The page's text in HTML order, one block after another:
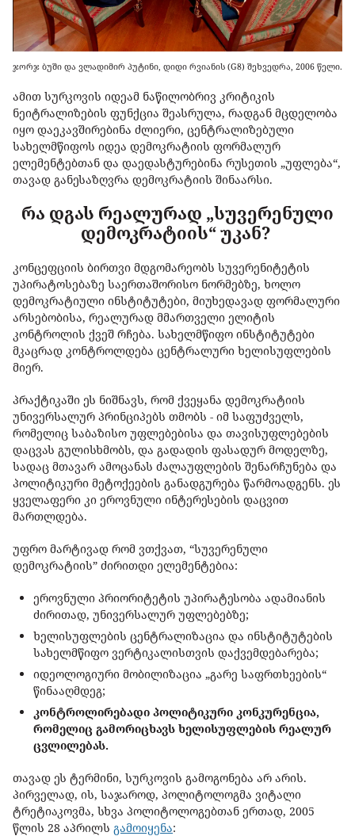
ჯორჯ ბუში და ვლადიმირ პუტინი, დიდი რვიანის (G8) შეხვედრა, 2006 წელი.
ამით სურკოვის იდეამ ნაწილობრივ კრიტიკის
ნეიტრალიზების ფუნქცია შეასრულა, რადგან მცდელობა
იყო დაეკავშირებინა ძლიერი, ცენტრალიზებული
სახელმწიფოს იდეა დემოკრატიის ფორმალურ
ელემენტებთან და დაედასტურებინა რუსეთის „უფლება“,
თავად განესაზღვრა დემოკრატიის შინაარსი.
რა დგას რეალურად „სუვერენული
დემოკრატიის“ უკან?
კონცეფციის ბირთვი მდგომარეობს სუვერენიტეტის
უპირატოსებაზე საერთაშორისო ნორმებზე, ხოლო
დემოკრატიული ინსტიტუტები, მიუხედავად ფორმალური
არსებობისა, რეალურად მმართველი ელიტის
კონტროლის ქვეშ რჩება. სახელმწიფო ინსტიტუტები
მკაცრად კონტროლდება ცენტრალური ხელისუფლების
მიერ.
პრაქტიკაში ეს ნიშნავს, რომ ქვეყანა დემოკრატიის
უნივერსალურ პრინციპებს თმობს - იმ საფუძველს,
რომელიც საბაზისო უფლებებისა და თავისუფლებების
დაცვას გულისხმობს, და გადადის ფასადურ მოდელზე,
სადაც მთავარ ამოცანას ძალაუფლების შენარჩუნება და
პოლიტიკური მეტოქეების განადგურება წარმოადგენს. ეს
ყველაფერი კი ეროვნული ინტერესების დაცვით
მართლდება.
უფრო მარტივად რომ ვთქვათ, “სუვერენული
დემოკრატიის” ძირითდი ელემენტებია:
ეროვნული პრიორიტეტის უპირატესობა ადამიანის
ძირითად, უნივერსალურ უფლებებზე;
ხელისუფლების ცენტრალიზაცია და ინსტიტუტების
სახელმწიფო ვერტიკალისთვის დაქვემდებარება;
იდეოლოგიური მობილიზაცია „გარე საფრთხეების“
წინააღმდეგ;
კონტროლირებადი პოლიტიკური კონკურენცია,
რომელიც გამორიცხავს ხელისუფლების რეალურ
ცვლილებას.
თავად ეს ტერმინი, სურკოვის გამოგონება არ არის.
პირველად, ის, საჯაროდ, პოლიტოლოგმა ვიტალი
ტრეტიაკოვმა, სხვა პოლიტოლოგებთან ერთად, 2005
წლის 28 აპრილს გამოიყენა: